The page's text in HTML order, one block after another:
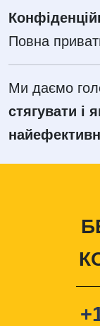
Повна
Ми даємо
стягувати і